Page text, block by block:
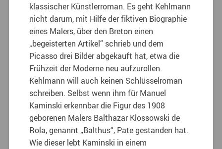
klassischer Künstlerroman. Es geht Kehlmann
nicht darum, mit Hilfe der fiktiven Biographie
eines Malers, über den Breton einen
„begeisterten Artikel“ schrieb und dem
Picasso drei Bilder abgekauft hat, etwa die
Frühzeit der Moderne neu aufzurollen.
Kehlmann will auch keinen Schlüsselroman
schreiben. Selbst wenn ihm für Manuel
Kaminski erkennbar die Figur des 1908
geborenen Malers Balthazar Klossowski de
Rola, genannt „Balthus“, Pate gestanden hat.
Wie dieser lebt Kaminski in einem